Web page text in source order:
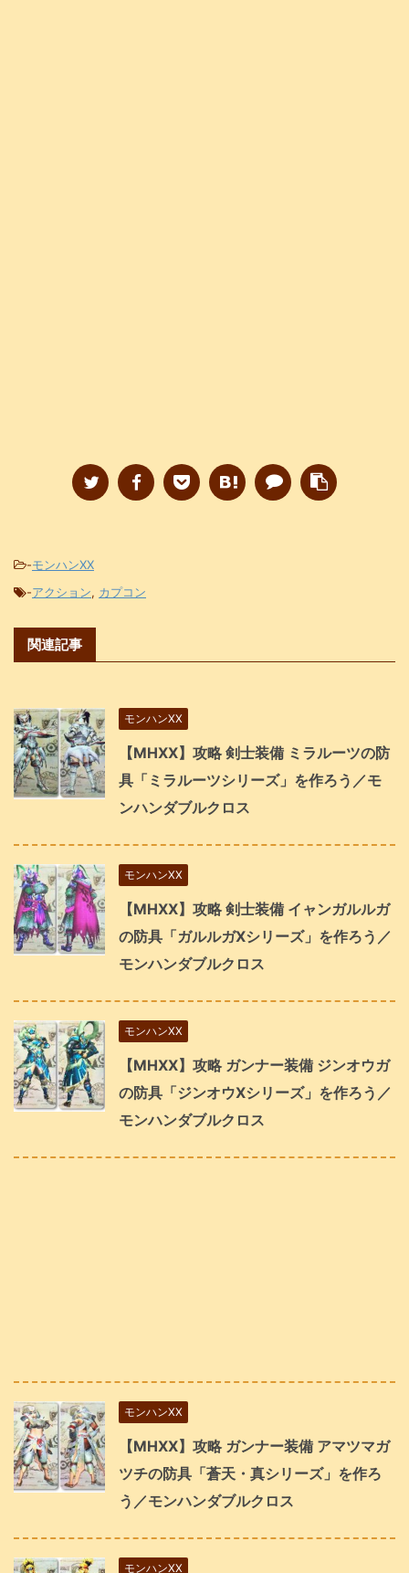
-モンハンXX
-アクション, カプコン
関連記事
モンハンXX
【MHXX】攻略 剣士装備 ミラルーツの防
具「ミラルーツシリーズ」を作ろう／モ
ンハンダブルクロス
モンハンXX
【MHXX】攻略 剣士装備 イャンガルルガ
の防具「ガルルガXシリーズ」を作ろう／
モンハンダブルクロス
モンハンXX
【MHXX】攻略 ガンナー装備 ジンオウガ
の防具「ジンオウXシリーズ」を作ろう／
モンハンダブルクロス
モンハンXX
【MHXX】攻略 ガンナー装備 アマツマガ
ツチの防具「蒼天・真シリーズ」を作ろ
う／モンハンダブルクロス
モンハンXX